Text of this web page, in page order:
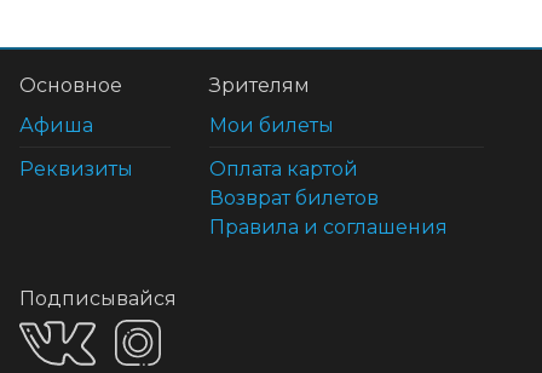
Основное
Афиша
Реквизиты
Зрителям
Мои билеты
Оплата картой
Возврат билетов
Правила и соглашения
Подписывайся